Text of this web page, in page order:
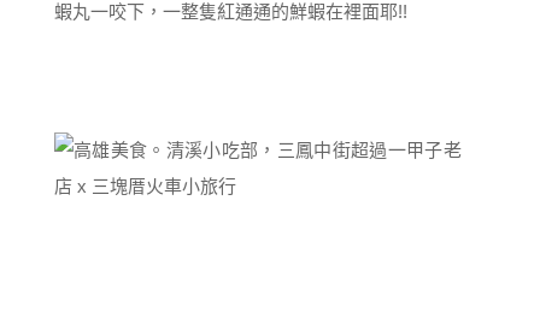
蝦丸一咬下，一整隻紅通通的鮮蝦在裡面耶!!